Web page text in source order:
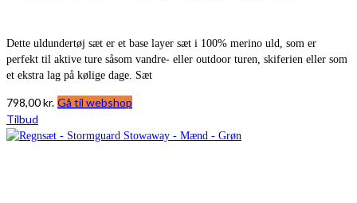
Dette uldundertøj sæt er et base layer sæt i 100% merino uld, som er
perfekt til aktive ture såsom vandre- eller outdoor turen, skiferien eller som
et ekstra lag på kølige dage. Sæt
798,00kr. Gå til webshop
Tilbud